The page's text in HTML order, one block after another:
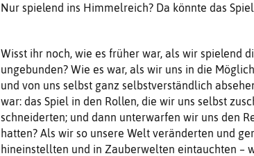
Nur spielend ins Himmelreich? Da könnte das
Wisst ihr noch, wie es früher war, als wir spielend
ungebunden? Wie es war, als wir uns in die
und von uns selbst ganz selbstverständlich
war: das Spiel in den Rollen, die wir uns selbst
schneiderten; und dann unterwarfen wir uns den
hatten? Als wir so unsere Welt veränderten und
hineinstellten und in Zauberwelten eintauchten –